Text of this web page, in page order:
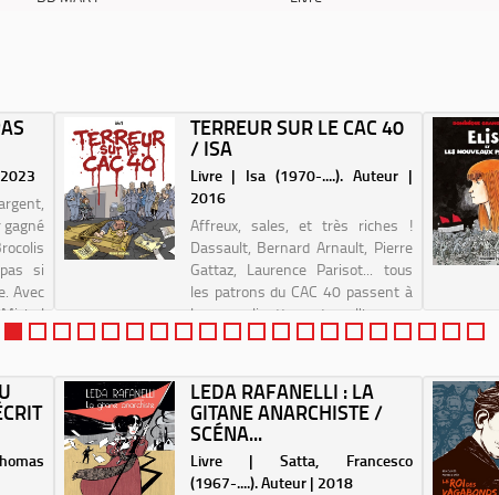
gagné
si
Avec
TERREUR SUR LE CAC 40
/ ISA
Livre | Isa (1970-....). Auteur |
2016
Affreux, sales, et très riches !
Dassault, Bernard Arnault, Pierre
Gattaz, Laurence Parisot... tous
les patrons du CAC 40 passent à
la moulinette de l'humour
dévastateur d'Isa ! Toute
l'auteure de La...
LEDA RAFANELLI : LA
GITANE ANARCHISTE /
SCÉNA...
Livre | Satta, Francesco
(1967-....). Auteur | 2018